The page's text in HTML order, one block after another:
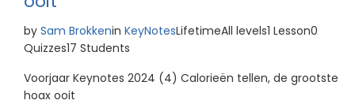
by Sam Brokkenin KeyNotesLifetimeAll levels1 Lesson0
Quizzes17 Students
Voorjaar Keynotes 2024 (4) Calorieën tellen, de grootste
hoax ooit